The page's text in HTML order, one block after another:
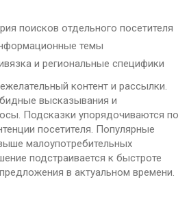
поисков отдельного посетителя
темы
и региональные специфики
контент и рассылки.
высказывания и
Подсказки упорядочиваются по
посетителя. Популярные
малоупотребительных
подстраивается к быстроте
в актуальном времени.